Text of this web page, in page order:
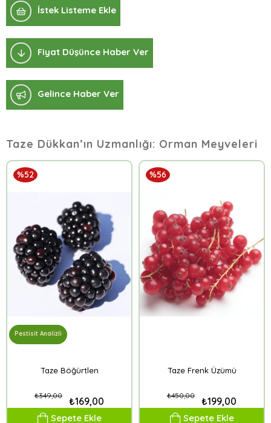
İstek Listeme Ekle
Fiyat Düşünce Haber Ver
Gelince Haber Ver
Taze Dükkan’ın Uzmanlığı: Orman Meyveleri
Taze Böğürtlen
₺169,00
₺349,00
Sepete Ekle
Pestisit Analizli
%52
Taze Frenk Üzümü
₺199,00
₺450,00
Sepete Ekle
%56